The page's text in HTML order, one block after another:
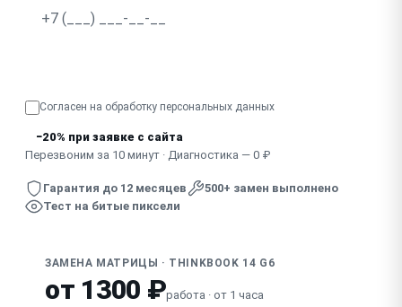
Погас после удара, падения
Согласен на обработку персональных данных
−20% при заявке с сайта
Перезвоним за 10 минут · Диагностика — 0 ₽
Гарантия до 12 месяцев
500+ замен выполнено
Тест на битые пиксели
ЗАМЕНА МАТРИЦЫ · THINKBOOK 14 G6
от 1300 ₽работа · от 1 часа